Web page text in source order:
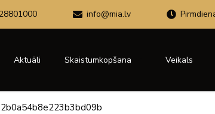
info@mia.lv
Aktuāli Skaistumkopšana Veikals